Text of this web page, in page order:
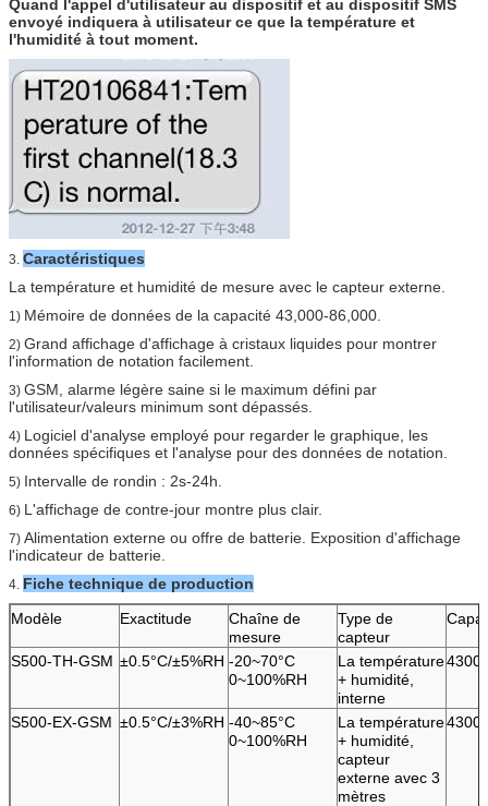
Quand l'appel d'utilisateur au dispositif et au dispositif SMS
envoyé indiquera à utilisateur ce que la température et
l'humidité à tout moment.
3. Caractéristiques
La température et humidité de mesure avec le capteur externe.
1) Mémoire de données de la capacité 43,000-86,000.
2) Grand affichage d'affichage à cristaux liquides pour montrer
l'information de notation facilement.
3) GSM, alarme légère saine si le maximum défini par
l'utilisateur/valeurs minimum sont dépassés.
4) Logiciel d'analyse employé pour regarder le graphique, les
données spécifiques et l'analyse pour des données de notation.
5) Intervalle de rondin : 2s-24h.
6) L'affichage de contre-jour montre plus clair.
7) Alimentation externe ou offre de batterie. Exposition d'affichage
l'indicateur de batterie.
4. Fiche technique de production
Modèle
Exactitude
Chaîne de
mesure
Type de
capteur
S500-TH-GSM ±0.5°C/±5%RH -20~70°C
0~100%RH
La température
+ humidité,
interne
S500-EX-GSM ±0.5°C/±3%RH -40~85°C
0~100%RH
La température
+ humidité,
capteur
externe avec 3
mètres